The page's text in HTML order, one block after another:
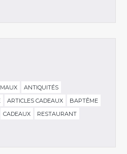
ANTIQUITÉS
ARTICLES CADEAUX
BAPTÊME
CADEAUX
RESTAURANT